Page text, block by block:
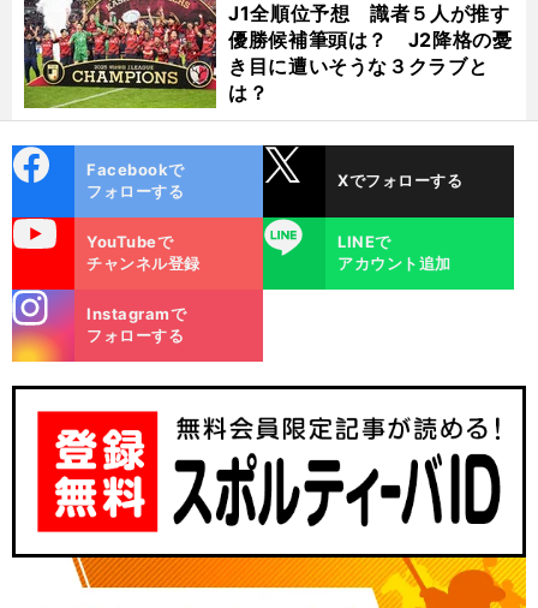
久
・
物
」
！
J1全順位予想 識者５人が推す
優勝候補筆頭は？ J2降格の憂
き目に遭いそうな３クラブと
は？
ok
Facebookで
フォローする
Xでフォローする
YouTubeで
チャンネル登録
LINE
LINEで
アカウント追加
m
Instagramで
フォローする